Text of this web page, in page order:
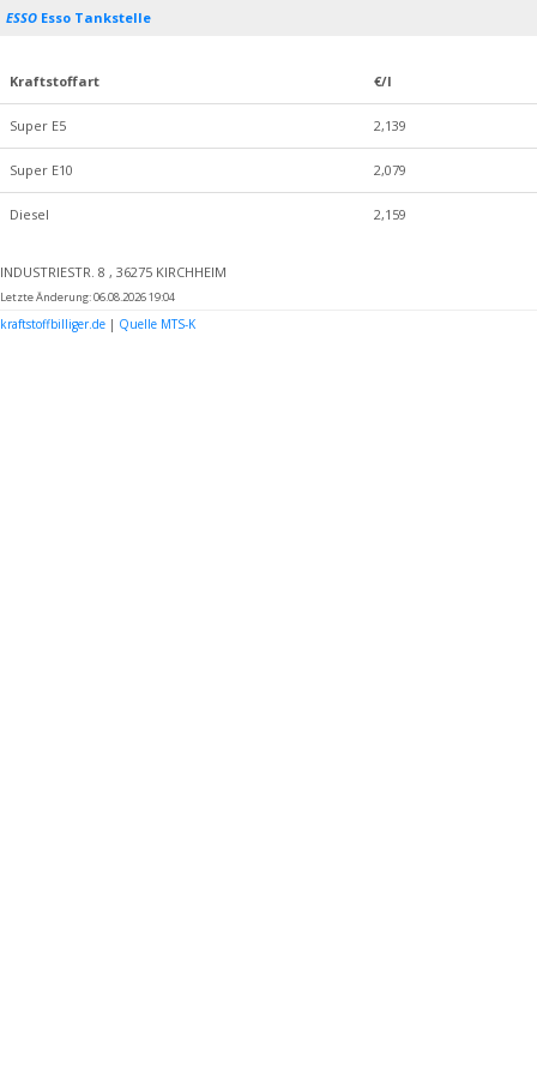
ESSO Esso Tankstelle
Kraftstoffart €/l
Super E5 2,139
Super E10 2,079
Diesel 2,159
INDUSTRIESTR. 8 , 36275 KIRCHHEIM
Letzte Änderung: 06.08.2026 19:04
kraftstoffbilliger.de | Quelle MTS-K